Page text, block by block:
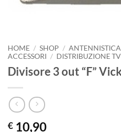
HOME / SHOP /
ACCESSORI / DISTRIBUZIONE TV
Divisore 3 out “F”
€ 10,90